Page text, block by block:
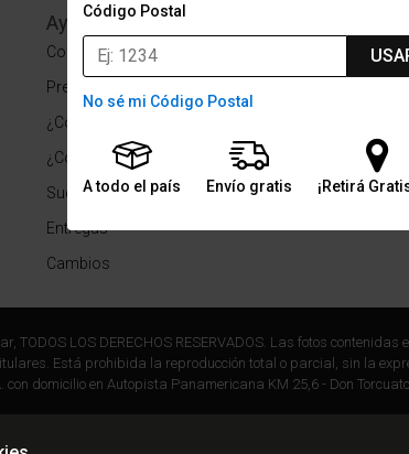
Código Postal
No sé mi Código Postal
A todo el país Envío gratis ¡Retirá
Ayuda
Condiciones de pago
Preguntas Frecuentes
¿Cómo comprar?
¿Cómo medir tu talle?
Sucursales
Entregas
Cambios
TODOS LOS DERECHOS RESERVADOS. Las fotos
Está prohibida la reproducción total o parcial, sin la
con domicilio en Autopista Panamericana KM 25,6 - Don